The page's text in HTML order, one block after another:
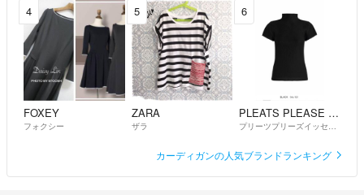
4
FOXEY
フォクシー
5
ZARA
ザラ
6
PLEATS PLEASE ISSEY MIYAKE
プリーツプリーズイッセイミヤケ
カーディガンの人気ブランドランキング